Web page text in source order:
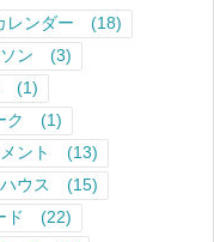
レンダー
(18)
ン
(3)
(1)
ク
(1)
ント
(13)
ウス
(15)
ド
(22)